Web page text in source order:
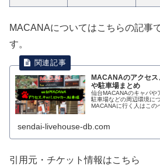
MACANAについてはこちらの記事
す。
MACANAのアクセ
や駐車場まとめ
仙台MACANAのキャパや
駐車場などの周辺環境について
MACANAに行く人はこの
sendai-livehouse-db.com
引用元・チケット情報はこちら